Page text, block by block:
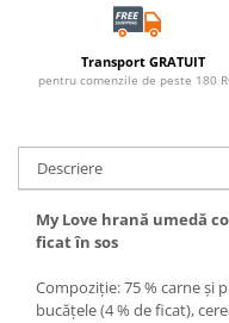
Transport GRATUIT
pentru comenzile de peste 180
Descriere
My Love hrană umedă
ficat în sos
Compoziție: 75 % carne și
bucăţele (4 % de ficat),